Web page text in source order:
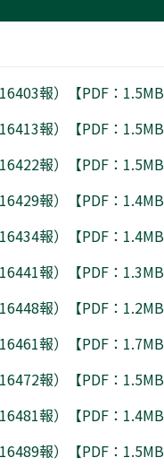
報）【PDF：1.5MB
報）【PDF：1.5MB
報）【PDF：1.5MB
報）【PDF：1.4MB
報）【PDF：1.4MB
報）【PDF：1.3MB
報）【PDF：1.2MB
報）【PDF：1.7MB
報）【PDF：1.5MB
報）【PDF：1.4MB
報）【PDF：1.5MB